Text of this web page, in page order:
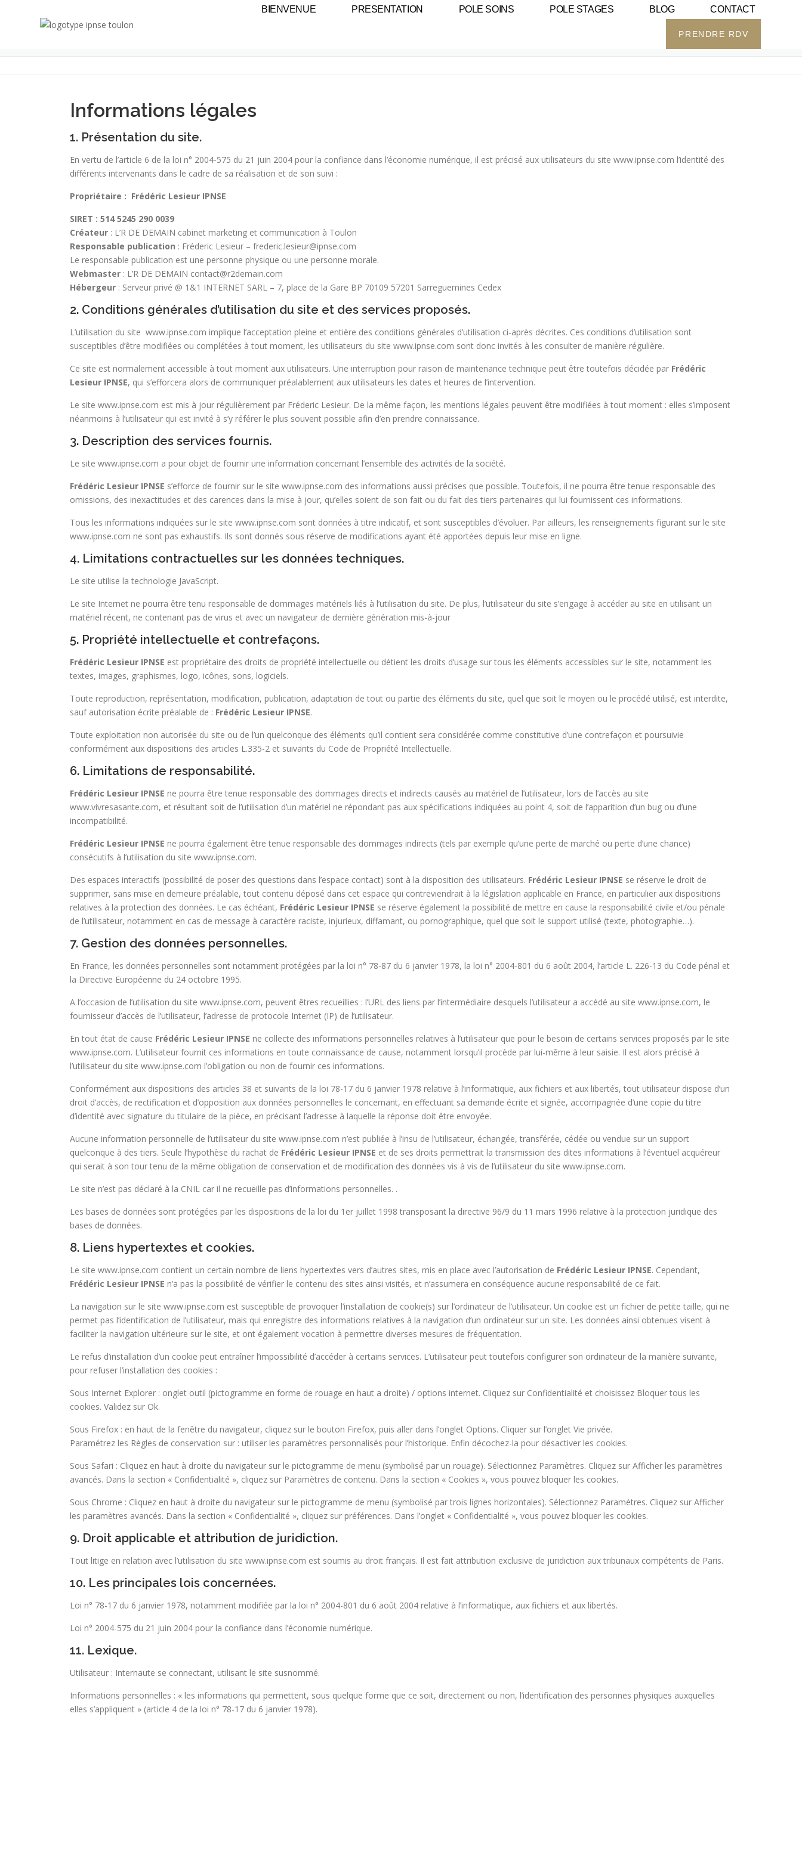
BIENVENUE PRESENTATION POLE SOINS POLE STAGES BLOG CONTACT
PRENDRE RDV
MENTIONS LÉGALES
Informations légales
1. Présentation du site.
En vertu de l’article 6 de la loi n° 2004-575 du 21 juin 2004 pour la confiance dans l’économie numérique, il est précisé aux utilisateurs du site www.ipnse.com l’identité des
différents intervenants dans le cadre de sa réalisation et de son suivi :
Propriétaire : Frédéric Lesieur IPNSE
SIRET : 514 5245 290 0039
Créateur : L’R DE DEMAIN cabinet marketing et communication à Toulon
Responsable publication : Fréderic Lesieur – frederic.lesieur@ipnse.com
Le responsable publication est une personne physique ou une personne morale.
Webmaster : L’R DE DEMAIN contact@r2demain.com
Hébergeur : Serveur privé @ 1&1 INTERNET SARL – 7, place de la Gare BP 70109 57201 Sarreguemines Cedex
2. Conditions générales d’utilisation du site et des services proposés.
L’utilisation du site www.ipnse.com implique l’acceptation pleine et entière des conditions générales d’utilisation ci-après décrites. Ces conditions d’utilisation sont
susceptibles d’être modifiées ou complétées à tout moment, les utilisateurs du site www.ipnse.com sont donc invités à les consulter de manière régulière.
Ce site est normalement accessible à tout moment aux utilisateurs. Une interruption pour raison de maintenance technique peut être toutefois décidée par Frédéric
Lesieur IPNSE, qui s’efforcera alors de communiquer préalablement aux utilisateurs les dates et heures de l’intervention.
Le site www.ipnse.com est mis à jour régulièrement par Fréderic Lesieur. De la même façon, les mentions légales peuvent être modifiées à tout moment : elles s’imposent
néanmoins à l’utilisateur qui est invité à s’y référer le plus souvent possible afin d’en prendre connaissance.
3. Description des services fournis.
Le site www.ipnse.com a pour objet de fournir une information concernant l’ensemble des activités de la société.
Frédéric Lesieur IPNSE s’efforce de fournir sur le site www.ipnse.com des informations aussi précises que possible. Toutefois, il ne pourra être tenue responsable des
omissions, des inexactitudes et des carences dans la mise à jour, qu’elles soient de son fait ou du fait des tiers partenaires qui lui fournissent ces informations.
Tous les informations indiquées sur le site www.ipnse.com sont données à titre indicatif, et sont susceptibles d’évoluer. Par ailleurs, les renseignements figurant sur le site
www.ipnse.com ne sont pas exhaustifs. Ils sont donnés sous réserve de modifications ayant été apportées depuis leur mise en ligne.
4. Limitations contractuelles sur les données techniques.
Le site utilise la technologie JavaScript.
Le site Internet ne pourra être tenu responsable de dommages matériels liés à l’utilisation du site. De plus, l’utilisateur du site s’engage à accéder au site en utilisant un
matériel récent, ne contenant pas de virus et avec un navigateur de dernière génération mis-à-jour
5. Propriété intellectuelle et contrefaçons.
Frédéric Lesieur IPNSE est propriétaire des droits de propriété intellectuelle ou détient les droits d’usage sur tous les éléments accessibles sur le site, notamment les
textes, images, graphismes, logo, icônes, sons, logiciels.
Toute reproduction, représentation, modification, publication, adaptation de tout ou partie des éléments du site, quel que soit le moyen ou le procédé utilisé, est interdite,
sauf autorisation écrite préalable de : Frédéric Lesieur IPNSE.
Toute exploitation non autorisée du site ou de l’un quelconque des éléments qu’il contient sera considérée comme constitutive d’une contrefaçon et poursuivie
conformément aux dispositions des articles L.335-2 et suivants du Code de Propriété Intellectuelle.
6. Limitations de responsabilité.
Frédéric Lesieur IPNSE ne pourra être tenue responsable des dommages directs et indirects causés au matériel de l’utilisateur, lors de l’accès au site
www.vivresasante.com, et résultant soit de l’utilisation d’un matériel ne répondant pas aux spécifications indiquées au point 4, soit de l’apparition d’un bug ou d’une
incompatibilité.
Frédéric Lesieur IPNSE ne pourra également être tenue responsable des dommages indirects (tels par exemple qu’une perte de marché ou perte d’une chance)
consécutifs à l’utilisation du site www.ipnse.com.
Des espaces interactifs (possibilité de poser des questions dans l’espace contact) sont à la disposition des utilisateurs. Frédéric Lesieur IPNSE se réserve le droit de
supprimer, sans mise en demeure préalable, tout contenu déposé dans cet espace qui contreviendrait à la législation applicable en France, en particulier aux dispositions
relatives à la protection des données. Le cas échéant, Frédéric Lesieur IPNSE se réserve également la possibilité de mettre en cause la responsabilité civile et/ou pénale
de l’utilisateur, notamment en cas de message à caractère raciste, injurieux, diffamant, ou pornographique, quel que soit le support utilisé (texte, photographie…).
7. Gestion des données personnelles.
En France, les données personnelles sont notamment protégées par la loi n° 78-87 du 6 janvier 1978, la loi n° 2004-801 du 6 août 2004, l’article L. 226-13 du Code pénal et
la Directive Européenne du 24 octobre 1995.
A l’occasion de l’utilisation du site www.ipnse.com, peuvent êtres recueillies : l’URL des liens par l’intermédiaire desquels l’utilisateur a accédé au site www.ipnse.com, le
fournisseur d’accès de l’utilisateur, l’adresse de protocole Internet (IP) de l’utilisateur.
En tout état de cause Frédéric Lesieur IPNSE ne collecte des informations personnelles relatives à l’utilisateur que pour le besoin de certains services proposés par le site
www.ipnse.com. L’utilisateur fournit ces informations en toute connaissance de cause, notamment lorsqu’il procède par lui-même à leur saisie. Il est alors précisé à
l’utilisateur du site www.ipnse.com l’obligation ou non de fournir ces informations.
Conformément aux dispositions des articles 38 et suivants de la loi 78-17 du 6 janvier 1978 relative à l’informatique, aux fichiers et aux libertés, tout utilisateur dispose d’un
droit d’accès, de rectification et d’opposition aux données personnelles le concernant, en effectuant sa demande écrite et signée, accompagnée d’une copie du titre
d’identité avec signature du titulaire de la pièce, en précisant l’adresse à laquelle la réponse doit être envoyée.
Aucune information personnelle de l’utilisateur du site www.ipnse.com n’est publiée à l’insu de l’utilisateur, échangée, transférée, cédée ou vendue sur un support
quelconque à des tiers. Seule l’hypothèse du rachat de Frédéric Lesieur IPNSE et de ses droits permettrait la transmission des dites informations à l’éventuel acquéreur
qui serait à son tour tenu de la même obligation de conservation et de modification des données vis à vis de l’utilisateur du site www.ipnse.com.
Le site n’est pas déclaré à la CNIL car il ne recueille pas d’informations personnelles. .
Les bases de données sont protégées par les dispositions de la loi du 1er juillet 1998 transposant la directive 96/9 du 11 mars 1996 relative à la protection juridique des
bases de données.
8. Liens hypertextes et cookies.
Le site www.ipnse.com contient un certain nombre de liens hypertextes vers d’autres sites, mis en place avec l’autorisation de Frédéric Lesieur IPNSE. Cependant,
Frédéric Lesieur IPNSE n’a pas la possibilité de vérifier le contenu des sites ainsi visités, et n’assumera en conséquence aucune responsabilité de ce fait.
La navigation sur le site www.ipnse.com est susceptible de provoquer l’installation de cookie(s) sur l’ordinateur de l’utilisateur. Un cookie est un fichier de petite taille, qui ne
permet pas l’identification de l’utilisateur, mais qui enregistre des informations relatives à la navigation d’un ordinateur sur un site. Les données ainsi obtenues visent à
faciliter la navigation ultérieure sur le site, et ont également vocation à permettre diverses mesures de fréquentation.
Le refus d’installation d’un cookie peut entraîner l’impossibilité d’accéder à certains services. L’utilisateur peut toutefois configurer son ordinateur de la manière suivante,
pour refuser l’installation des cookies :
Sous Internet Explorer : onglet outil (pictogramme en forme de rouage en haut a droite) / options internet. Cliquez sur Confidentialité et choisissez Bloquer tous les
cookies. Validez sur Ok.
Sous Firefox : en haut de la fenêtre du navigateur, cliquez sur le bouton Firefox, puis aller dans l’onglet Options. Cliquer sur l’onglet Vie privée.
Paramétrez les Règles de conservation sur : utiliser les paramètres personnalisés pour l’historique. Enfin décochez-la pour désactiver les cookies.
Sous Safari : Cliquez en haut à droite du navigateur sur le pictogramme de menu (symbolisé par un rouage). Sélectionnez Paramètres. Cliquez sur Afficher les paramètres
avancés. Dans la section « Confidentialité », cliquez sur Paramètres de contenu. Dans la section « Cookies », vous pouvez bloquer les cookies.
Sous Chrome : Cliquez en haut à droite du navigateur sur le pictogramme de menu (symbolisé par trois lignes horizontales). Sélectionnez Paramètres. Cliquez sur Afficher
les paramètres avancés. Dans la section « Confidentialité », cliquez sur préférences. Dans l’onglet « Confidentialité », vous pouvez bloquer les cookies.
9. Droit applicable et attribution de juridiction.
Tout litige en relation avec l’utilisation du site www.ipnse.com est soumis au droit français. Il est fait attribution exclusive de juridiction aux tribunaux compétents de Paris.
10. Les principales lois concernées.
Loi n° 78-17 du 6 janvier 1978, notamment modifiée par la loi n° 2004-801 du 6 août 2004 relative à l’informatique, aux fichiers et aux libertés.
Loi n° 2004-575 du 21 juin 2004 pour la confiance dans l’économie numérique.
11. Lexique.
Utilisateur : Internaute se connectant, utilisant le site susnommé.
Informations personnelles : « les informations qui permettent, sous quelque forme que ce soit, directement ou non, l’identification des personnes physiques auxquelles
elles s’appliquent » (article 4 de la loi n° 78-17 du 6 janvier 1978).